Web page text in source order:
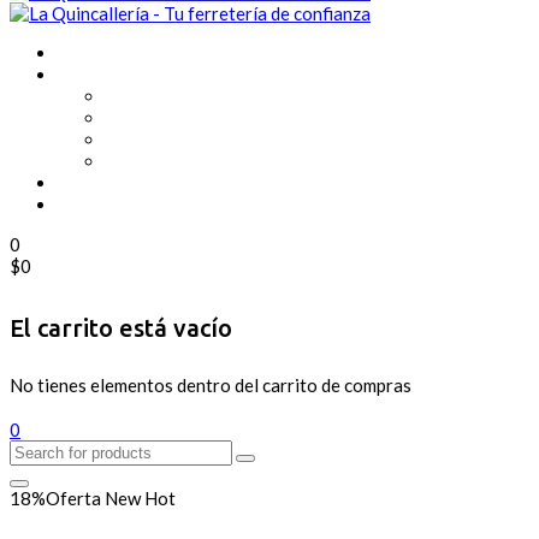
0
$0
El carrito está vacío
No tienes elementos dentro del carrito de compras
0
18%Oferta New Hot